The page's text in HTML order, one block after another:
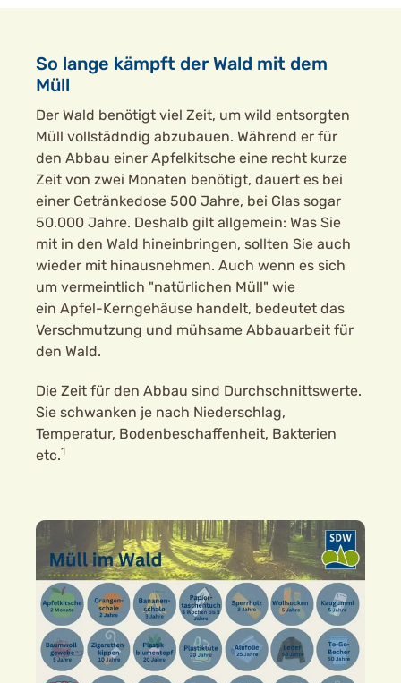
So lange kämpft der Wald mit dem
Müll
Der Wald benötigt viel Zeit, um wild entsorgten
Müll vollstädndig abzubauen. Während er für
den Abbau einer Apfelkitsche eine recht kurze
Zeit von zwei Monaten benötigt, dauert es bei
einer Getränkedose 500 Jahre, bei Glas sogar
50.000 Jahre. Deshalb gilt allgemein: Was Sie
mit in den Wald hineinbringen, sollten Sie auch
wieder mit hinausnehmen. Auch wenn es sich
um vermeintlich "natürlichen Müll" wie
ein Apfel-Kerngehäuse handelt, bedeutet das
Verschmutzung und mühsame Abbauarbeit für
den Wald.
Die Zeit für den Abbau sind Durchschnittswerte.
Sie schwanken je nach Niederschlag,
Temperatur, Bodenbeschaffenheit, Bakterien
etc.1